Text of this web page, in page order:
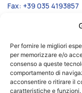
Per fornire le migliori
per memorizzare e/o
consenso a queste
comportamento di
acconsentire o ritirare il
caratteristiche e funzioni.
Fax: +39 035 4193857
CATALOGS AND
Brochure Tekinox
Catalogo FIMINOX spa